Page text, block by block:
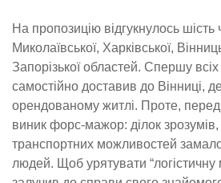
На пропозицію відгукнулось шість
Миколаївської, Харківської,
Запорізької областей. Спершу всіх
самостійно доставив до Вінниці,
орендованому житлі. Проте,
виник форс-мажор: ділок
транспортних можливостей замало
людей. Щоб урятувати “логістичну